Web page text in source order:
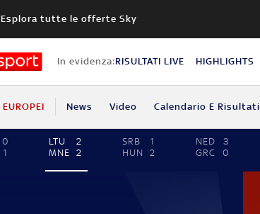
Esplora tutte le offerte Sky
In evidenza:RISULTATI LIVE HIGHLIGHTS
EUROPEI News Video Calendario E Risultati
0
1
LTU
2
MNE
2
SRB
1
HUN
2
NED
3
GRC
0